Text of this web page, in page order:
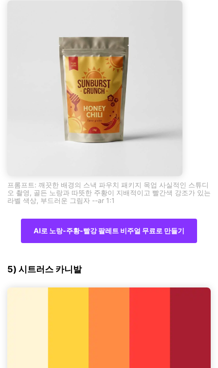
프롬프트: 깨끗한 배경의 스낵 파우치 패키지 목업 사실적인 스튜디
오 촬영, 골든 노랑과 따뜻한 주황이 지배적이고 빨간색 강조가 있는
라벨 색상, 부드러운 그림자 --ar 1:1
AI로 노랑-주황-빨강 팔레트 비주얼 무료로 만들기
5) 시트러스 카니발